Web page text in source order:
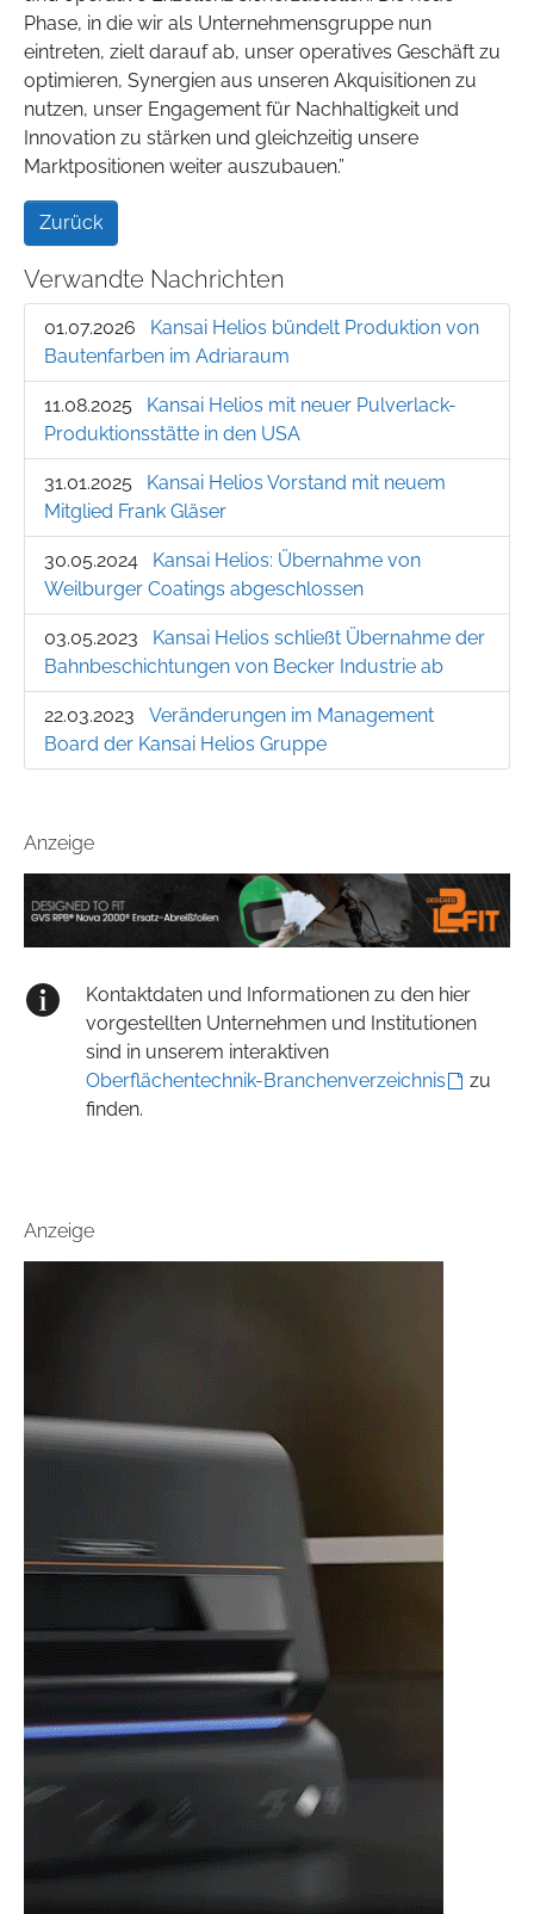
Phase, in die wir als Unternehmensgruppe nun
eintreten, zielt darauf ab, unser operatives Geschäft zu
optimieren, Synergien aus unseren Akquisitionen zu
nutzen, unser Engagement für Nachhaltigkeit und
Innovation zu stärken und gleichzeitig unsere
Marktpositionen weiter auszubauen.”
Zurück
Verwandte Nachrichten
01.07.2026
Kansai Helios bündelt Produktion von
Bautenfarben im Adriaraum
11.08.2025
Kansai Helios mit neuer Pulverlack-
Produktionsstätte in den USA
31.01.2025
Kansai Helios Vorstand mit neuem
Mitglied Frank Gläser
30.05.2024
Kansai Helios: Übernahme von
Weilburger Coatings abgeschlossen
03.05.2023
Kansai Helios schließt Übernahme der
Bahnbeschichtungen von Becker Industrie ab
22.03.2023
Veränderungen im Management
Board der Kansai Helios Gruppe
Anzeige
Kontaktdaten und Informationen zu den hier
vorgestellten Unternehmen und Institutionen
sind in unserem interaktiven
Oberflächentechnik-Branchenverzeichnis
zu
finden.
Anzeige